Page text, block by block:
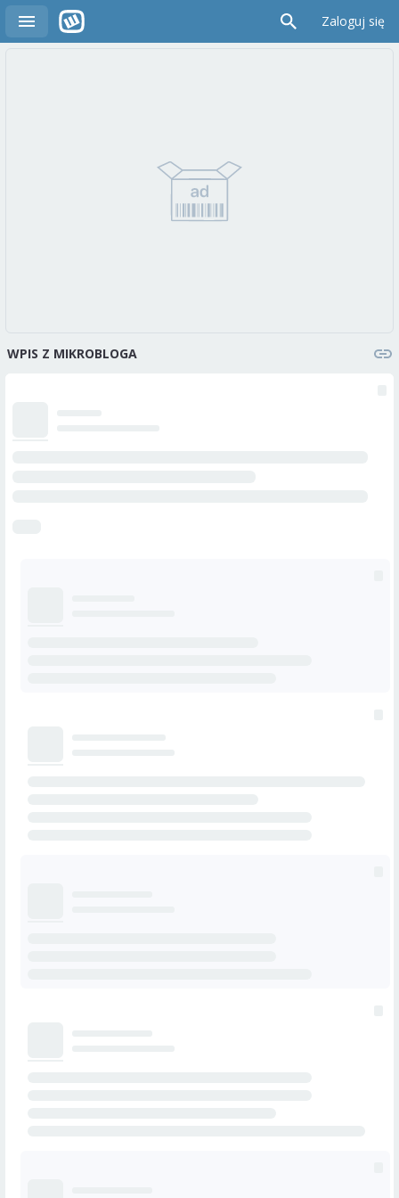
Zaloguj się
WPIS Z MIKROBLOGA